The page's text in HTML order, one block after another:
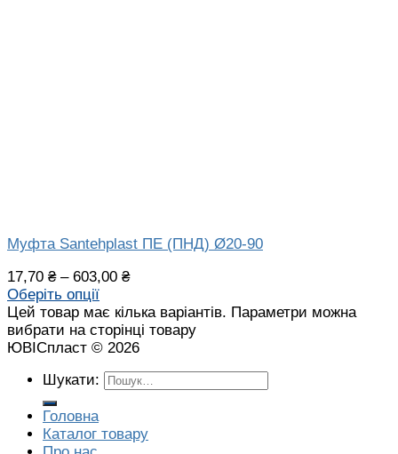
Муфта Santehplast ПЕ (ПНД) Ø20-90
17,70 ₴– 603,00 ₴
Оберіть опції
Цей товар має кілька варіантів. Параметри можна
вибрати на сторінці товару
ЮВІСпласт © 2026
Шукати:
Головна
Каталог товару